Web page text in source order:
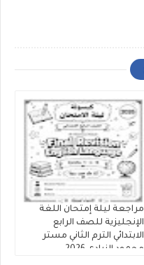
مراجعة ليلة إمتحان اللغة
الإنجليزية للصف الرابع
الابتدائي الترم الثاني مستر
محمود الزيادى 2026